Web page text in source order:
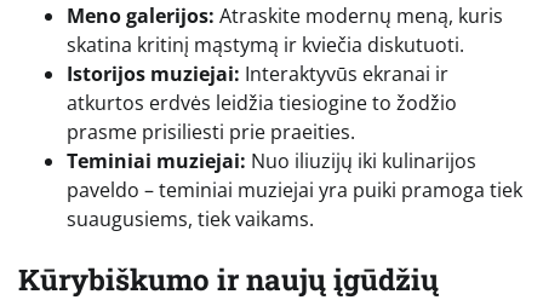
Meno galerijos: Atraskite modernų meną, kuris
skatina kritinį mąstymą ir kviečia diskutuoti.
Istorijos muziejai: Interaktyvūs ekranai ir
atkurtos erdvės leidžia tiesiogine to žodžio
prasme prisiliesti prie praeities.
Teminiai muziejai: Nuo iliuzijų iki kulinarijos
paveldo – teminiai muziejai yra puiki pramoga tiek
suaugusiems, tiek vaikams.
Kūrybiškumo ir naujų įgūdžių